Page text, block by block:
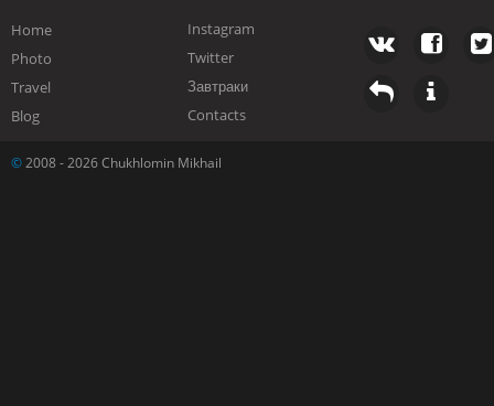
Home
Photo
Travel
Blog
Instagram
Twitter
Завтраки
Contacts
© 2008 - 2026 Chukhlomin Mikhail